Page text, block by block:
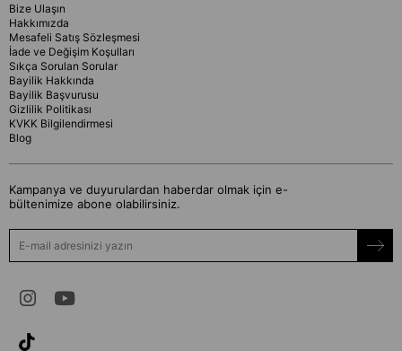
Bize Ulaşın
Hakkımızda
Mesafeli Satış Sözleşmesi
İade ve Değişim Koşulları
Sıkça Sorulan Sorular
Bayilik Hakkında
Bayilik Başvurusu
Gizlilik Politikası
KVKK Bilgilendirmesi
Blog
Kampanya ve duyurulardan haberdar olmak için e-
bültenimize abone olabilirsiniz.